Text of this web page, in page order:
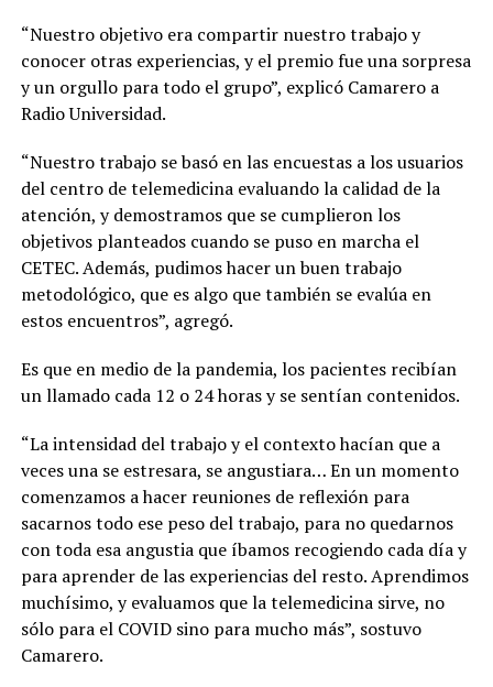
“Nuestro objetivo era compartir nuestro trabajo y
conocer otras experiencias, y el premio fue una sorpresa
y un orgullo para todo el grupo”, explicó Camarero a
Radio Universidad.
“Nuestro trabajo se basó en las encuestas a los usuarios
del centro de telemedicina evaluando la calidad de la
atención, y demostramos que se cumplieron los
objetivos planteados cuando se puso en marcha el
CETEC. Además, pudimos hacer un buen trabajo
metodológico, que es algo que también se evalúa en
estos encuentros”, agregó.
Es que en medio de la pandemia, los pacientes recibían
un llamado cada 12 o 24 horas y se sentían contenidos.
“La intensidad del trabajo y el contexto hacían que a
veces una se estresara, se angustiara… En un momento
comenzamos a hacer reuniones de reflexión para
sacarnos todo ese peso del trabajo, para no quedarnos
con toda esa angustia que íbamos recogiendo cada día y
para aprender de las experiencias del resto. Aprendimos
muchísimo, y evaluamos que la telemedicina sirve, no
sólo para el COVID sino para mucho más”, sostuvo
Camarero.